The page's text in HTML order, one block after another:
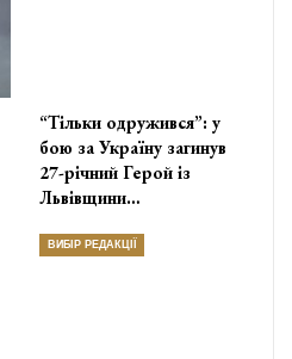
“Тільки одружився”: у
бою за Україну загинув
27-річний Герой із
Львівщини…
ВИБІР РЕДАКЦІЇ